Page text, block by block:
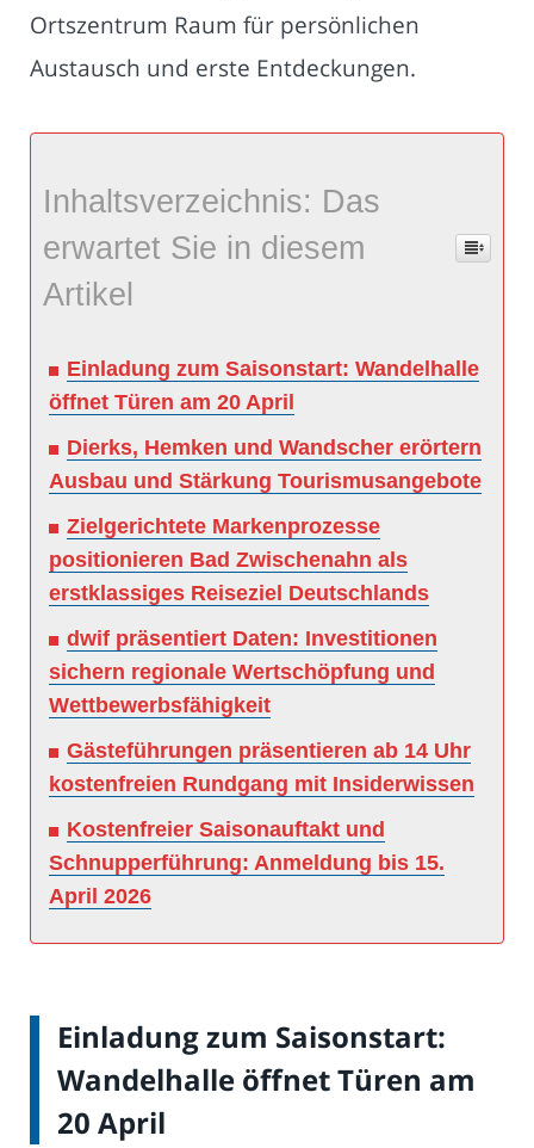
Ortszentrum Raum für persönlichen
Austausch und erste Entdeckungen.
Inhaltsverzeichnis: Das
erwartet Sie in diesem
Artikel
Einladung zum Saisonstart: Wandelhalle
öffnet Türen am 20 April
Dierks, Hemken und Wandscher erörtern
Ausbau und Stärkung Tourismusangebote
Zielgerichtete Markenprozesse
positionieren Bad Zwischenahn als
erstklassiges Reiseziel Deutschlands
dwif präsentiert Daten: Investitionen
sichern regionale Wertschöpfung und
Wettbewerbsfähigkeit
Gästeführungen präsentieren ab 14 Uhr
kostenfreien Rundgang mit Insiderwissen
Kostenfreier Saisonauftakt und
Schnupperführung: Anmeldung bis 15.
April 2026
Einladung zum Saisonstart:
Wandelhalle öffnet Türen am
20 April